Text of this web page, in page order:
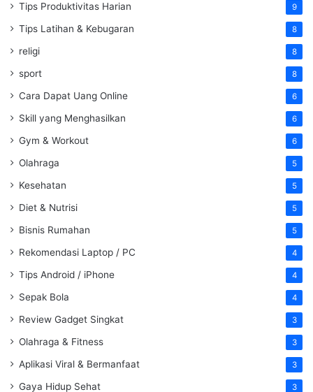
Tips Produktivitas Harian 9
Tips Latihan & Kebugaran 8
religi 8
sport 8
Cara Dapat Uang Online 6
Skill yang Menghasilkan 6
Gym & Workout 6
Olahraga 5
Kesehatan 5
Diet & Nutrisi 5
Bisnis Rumahan 5
Rekomendasi Laptop / PC 4
Tips Android / iPhone 4
Sepak Bola 4
Review Gadget Singkat 3
Olahraga & Fitness 3
Aplikasi Viral & Bermanfaat 3
Gaya Hidup Sehat 3